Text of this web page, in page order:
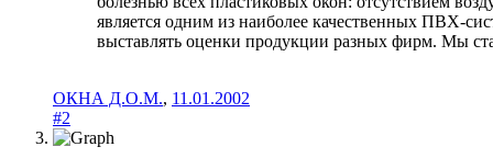
является одним из наиболее качественных ПВХ-
выставлять оценки продукции разных фирм. Мы
ОКНА Д.О.М., 11.01.2002
#2